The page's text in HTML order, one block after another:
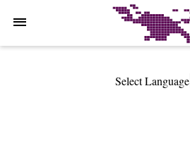
Select Language